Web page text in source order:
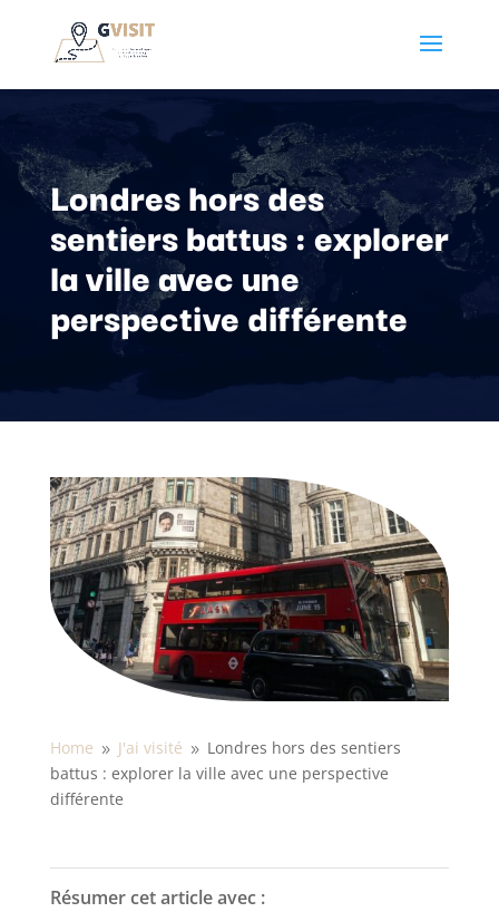
Londres hors des
sentiers battus : explorer
la ville avec une
perspective différente
Home 9 J'ai visité 9 Londres hors des sentiers
battus : explorer la ville avec une perspective
différente
Résumer cet article avec :